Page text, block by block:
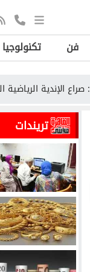
فن تكنولوجيا
الرياضية المصرية
تريندات